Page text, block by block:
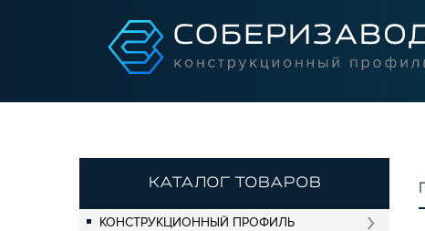
КАТАЛОГ ТОВАРОВ
КОНСТРУКЦИОННЫЙ ПРОФИЛЬ